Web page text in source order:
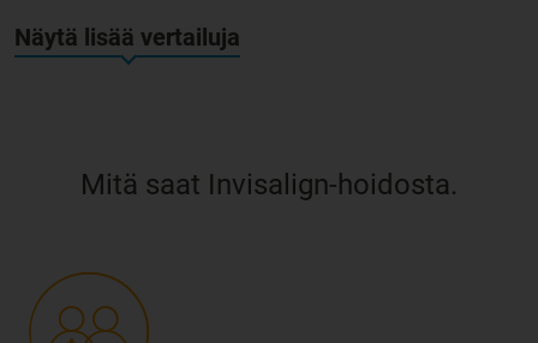
Näytä lisää vertailuja
Mitä saat Invisalign-hoidosta.